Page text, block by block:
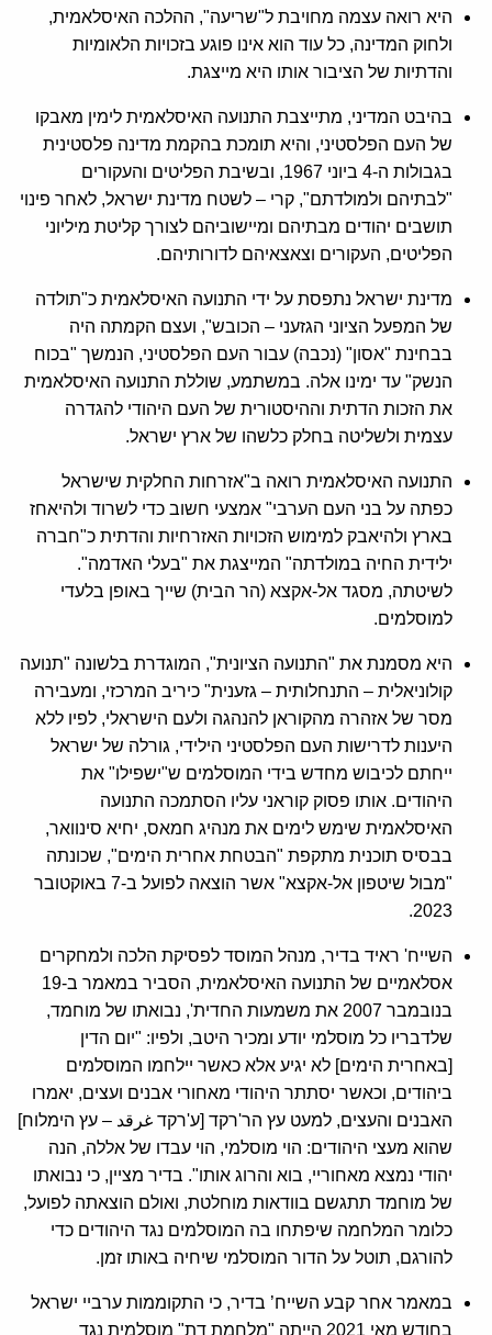
היא רואה עצמה מחויבת ל"שריעה", ההלכה האיסלאמית,
ולחוק המדינה, כל עוד הוא אינו פוגע בזכויות הלאומיות
והדתיות של הציבור אותו היא מייצגת.
בהיבט המדיני, מתייצבת התנועה האיסלאמית לימין מאבקו
של העם הפלסטיני, והיא תומכת בהקמת מדינה פלסטינית
בגבולות ה-4 ביוני 1967, ובשיבת הפליטים והעקורים
"לבתיהם ולמולדתם", קרי – לשטח מדינת ישראל, לאחר פינוי
תושבים יהודים מבתיהם ומיישוביהם לצורך קליטת מיליוני
הפליטים, העקורים וצאצאיהם לדורותיהם.
מדינת ישראל נתפסת על ידי התנועה האיסלאמית כ"תולדה
של המפעל הציוני הגזעני – הכובש", ועצם הקמתה היה
בבחינת "אסון" (נכבה) עבור העם הפלסטיני, הנמשך "בכוח
הנשק" עד ימינו אלה. במשתמע, שוללת התנועה האיסלאמית
את הזכות הדתית וההיסטורית של העם היהודי להגדרה
עצמית ולשליטה בחלק כלשהו של ארץ ישראל.
התנועה האיסלאמית רואה ב"אזרחות החלקית שישראל
כפתה על בני העם הערבי" אמצעי חשוב כדי לשרוד ולהיאחז
בארץ ולהיאבק למימוש הזכויות האזרחיות והדתית כ"חברה
ילידית החיה במולדתה" המייצגת את "בעלי האדמה".
לשיטתה, מסגד אל-אקצא (הר הבית) שייך באופן בלעדי
למוסלמים.
היא מסמנת את "התנועה הציונית", המוגדרת בלשונה "תנועה
קולוניאלית – התנחלותית – גזענית" כיריב המרכזי, ומעבירה
מסר של אזהרה מהקוראן להנהגה ולעם הישראלי, לפיו ללא
היענות לדרישות העם הפלסטיני הילידי, גורלה של ישראל
ייחתם לכיבוש מחדש בידי המוסלמים ש"ישפילו" את
היהודים. אותו פסוק קוראני עליו הסתמכה התנועה
האיסלאמית שימש לימים את מנהיג חמאס, יחיא סינוואר,
בבסיס תוכנית מתקפת "הבטחת אחרית הימים", שכונתה
"מבול שיטפון אל-אקצא" אשר הוצאה לפועל ב-7 באוקטובר
2023.
השייח' ראיד בדיר, מנהל המוסד לפסיקת הלכה ולמחקרים
אסלאמיים של התנועה האיסלאמית, הסביר במאמר ב-19
בנובמבר 2007 את משמעות החדית', נבואתו של מוחמד,
שלדבריו כל מוסלמי יודע ומכיר היטב, ולפיו: "יום הדין
[באחרית הימים] לא יגיע אלא כאשר יילחמו המוסלמים
ביהודים, וכאשר יסתתר היהודי מאחורי אבנים ועצים, יאמרו
האבנים והעצים, למעט עץ הר'רקד [ע'רקד غرقد – עץ הימלוח]
שהוא מעצי היהודים: הוי מוסלמי, הוי עבדו של אללה, הנה
יהודי נמצא מאחוריי, בוא והרוג אותו". בדיר מציין, כי נבואתו
של מוחמד תתגשם בוודאות מוחלטת, ואולם הוצאתה לפועל,
כלומר המלחמה שיפתחו בה המוסלמים נגד היהודים כדי
להורגם, תוטל על הדור המוסלמי שיחיה באותו זמן.
במאמר אחר קבע השייח’ בדיר, כי התקוממות ערביי ישראל
בחודש מאי 2021 הייתה "מלחמת דת" מוסלמית נגד